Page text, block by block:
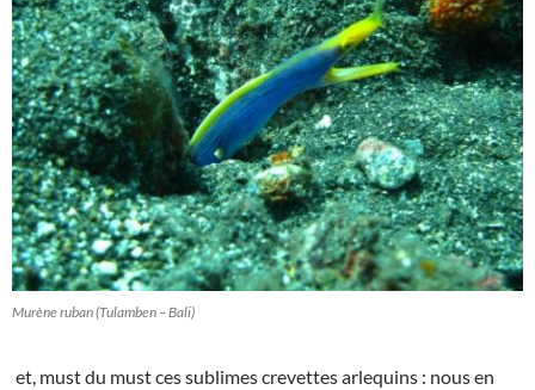
Murène ruban (Tulamben – Bali)
et, must du must ces sublimes crevettes arlequins : nous en